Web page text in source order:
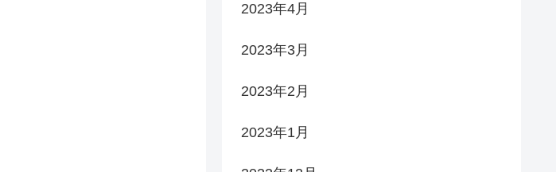
2023年4月
2023年3月
2023年2月
2023年1月